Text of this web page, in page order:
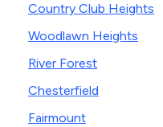
Country Club Heights
Woodlawn Heights
River Forest
Chesterfield
Fairmount